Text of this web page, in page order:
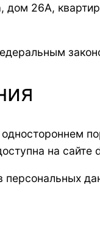
дом 26А,
на сайте